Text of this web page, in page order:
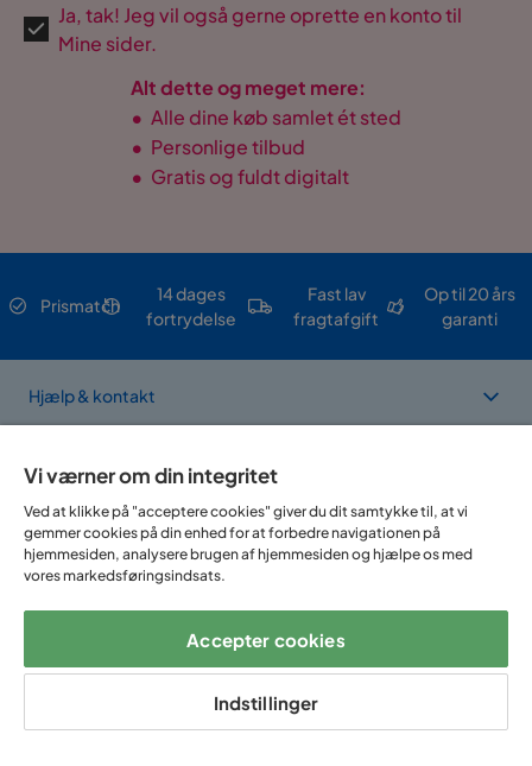
Ja, tak! Jeg vil også gerne oprette en konto til
Mine sider.
Alt dette og meget mere:
• Alle dine køb samlet ét sted
• Personlige tilbud
• Gratis og fuldt digitalt
Prismatch
14 dages
fortrydelse
Fast lav
fragtafgift
Op til 20 års
garanti
Hjælp & kontakt
Sortiment & tilbud
Om Trademax
Vi værner om din integritet
Ved at klikke på "acceptere cookies" giver du dit samtykke til, at vi
gemmer cookies på din enhed for at forbedre navigationen på
hjemmesiden, analysere brugen af hjemmesiden og hjælpe os med
vores markedsføringsindsats.
Accepter cookies
Indstillinger